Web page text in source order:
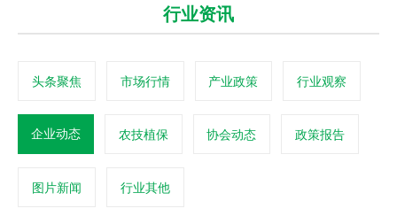
行业资讯
头条聚焦 市场行情 产业政策 行业观察
企业动态 农技植保 协会动态 政策报告
图片新闻 行业其他